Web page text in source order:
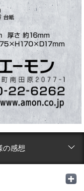
の感想